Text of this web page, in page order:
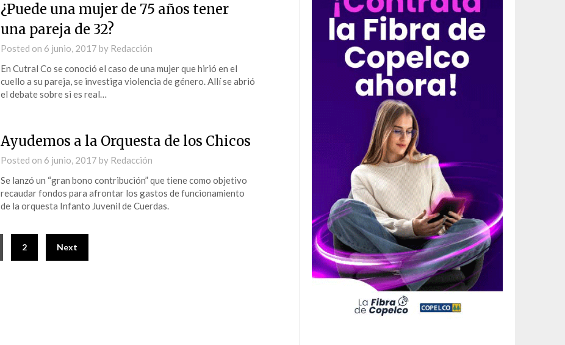
¿Puede una mujer de 75 años tener
una pareja de 32?
Posted on 6 junio, 2017 by Redacción
En Cutral Co se conoció el caso de una mujer que hirió en el
cuello a su pareja, se investiga violencia de género. Allí se abrió
el debate sobre si es real…
Ayudemos a la Orquesta de los Chicos
Posted on 6 junio, 2017 by Redacción
Se lanzó un “gran bono contribución” que tiene como objetivo
recaudar fondos para afrontar los gastos de funcionamiento
de la orquesta Infanto Juvenil de Cuerdas.
2 Next